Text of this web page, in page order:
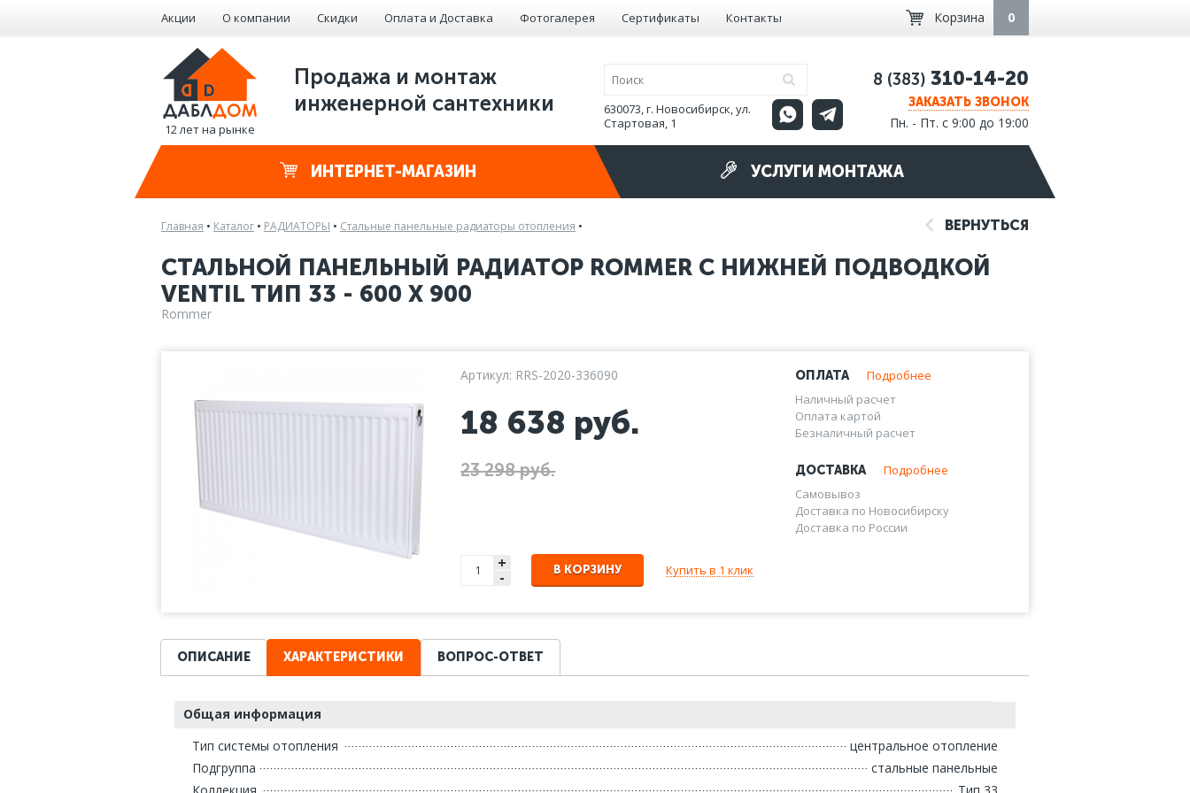
Акции О компании Скидки Оплата и Доставка Фотогалерея Сертификаты Контакты Корзина 0
12 лет на рынке
Продажа и монтаж
инженерной сантехники
630073, г. Новосибирск, ул.
Стартовая, 1
8 (383) 310-14-20
ЗАКАЗАТЬ ЗВОНОК
Пн. - Пт. с 9:00 до 19:00
ИНТЕРНЕТ-МАГАЗИН УСЛУГИ МОНТАЖА
Главная • Каталог • РАДИАТОРЫ • Стальные панельные радиаторы отопления • ВЕРНУТЬСЯ
СТАЛЬНОЙ ПАНЕЛЬНЫЙ РАДИАТОР ROMMER С НИЖНЕЙ ПОДВОДКОЙ
VENTIL ТИП 33 - 600 X 900
Rommer
Артикул: RRS-2020-336090
18 638 руб.
23 298 руб.
ОПЛАТА
Подробнее
Наличный расчет
Оплата картой
Безналичный расчет
ДОСТАВКА
Подробнее
Самовывоз
Доставка по Новосибирску
Доставка по России
+
- В КОРЗИНУ Купить в 1 клик
ОПИСАНИЕ ХАРАКТЕРИСТИКИ ВОПРОС-ОТВЕТ
Общая информация
Тип системы отопления
центральное отопление
Подгруппа
стальные панельные